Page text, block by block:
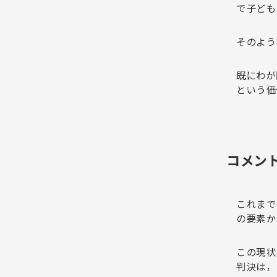
で子ど
そのよ
既にわ
という
コメン
これま
の要素
この現
判決は